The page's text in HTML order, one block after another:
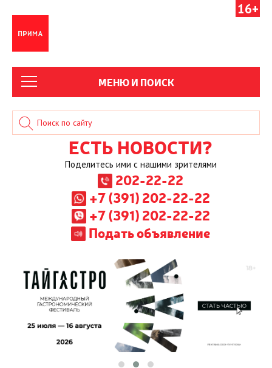
16+
МЕНЮ И ПОИСК
ЕСТЬ НОВОСТИ?
Поделитесь ими с нашими зрителями
202-22-22
+7 (391) 202-22-22
+7 (391) 202-22-22
Подать объявление